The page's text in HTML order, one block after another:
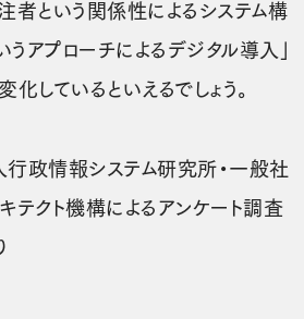
者という関係性によるシステム構
うアプローチによるデジタル導入」
しているといえるでしょう。
政情報システム研究所・一般社
テクト機構によるアンケート調査